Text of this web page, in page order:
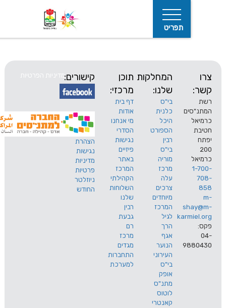
המחלקות
שלנו:
בי"ס
כלנית
היכל
הספורט
רבין
בי"ס
מוריה
מרכז
עלה
צרכים
מיוחדים
המרכז
לגיל
הרך
אגף
הנוער
תוכן
מרכזי:
דף בית
אודות
מי אנחנו
הסדרי
נגישות
פיזיים
באתר
המרכז
הקהילתי
השלוחות
שלנו
רבין
גבעת
רם
מרכז
מגדים
התחברות
למערכת
קישורים:
הצהרת
נגישות
מדיניות
פרטיות
ניוזלטר
החודש
מדיניות הפרטיות